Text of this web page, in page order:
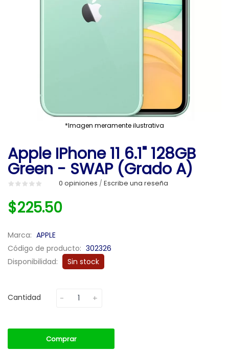
*Imagen meramente ilustrativa
Apple IPhone 11 6.1" 128GB
Green - SWAP (Grado A)
0 opiniones / Escribe una reseña
$225.50
Marca: APPLE
Código de producto: 302326
Disponibilidad:
Sin stock
Cantidad
Comprar